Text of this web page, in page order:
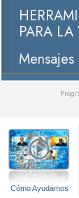
PARA LA
Cómo Ayudamos